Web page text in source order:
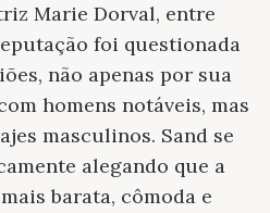
Marie Dorval, entre
foi questionada
não apenas por sua
homens notáveis, mas
masculinos. Sand se
alegando que a
barata, cômoda e